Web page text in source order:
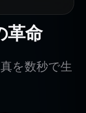
革命
を数秒で生